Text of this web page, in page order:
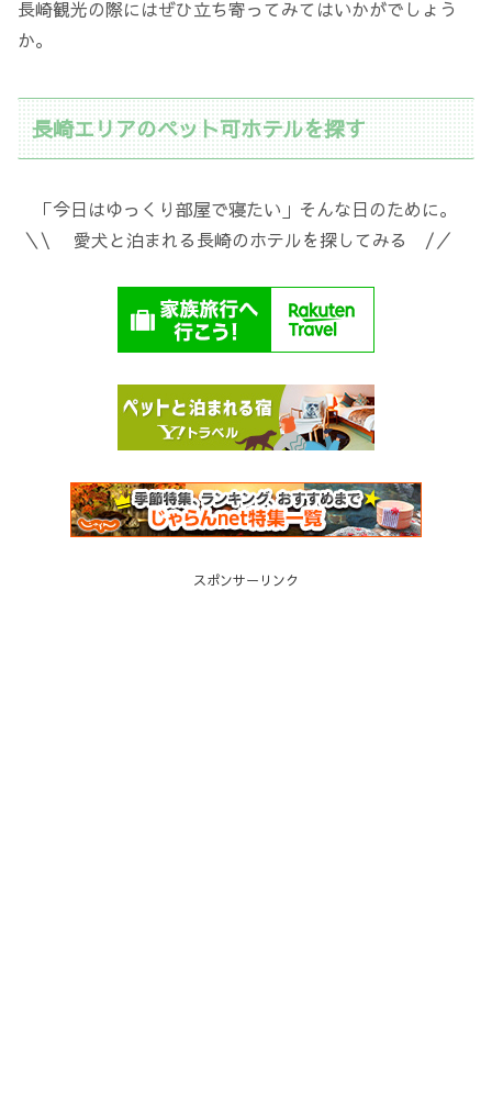
長崎観光の際にはぜひ立ち寄ってみてはいかがでしょう
か。
長崎エリアのペット可ホテルを探す
「今日はゆっくり部屋で寝たい」そんな日のために。
＼\ 愛犬と泊まれる長崎のホテルを探してみる /／
スポンサーリンク